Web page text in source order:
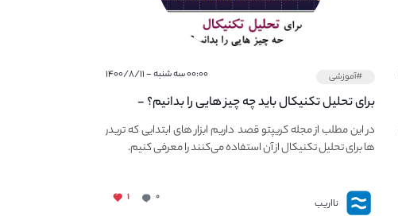
#آموزشی ۰۰:۰۰ سه شنبه - ۱۴۰۰/۸/۱۱
برای تحلیل تکنیکال باید چه چیز هایی را بدانیم؟ -
معرفی ابزار اولیه تحلیل تکنیکال در مجله کریپتو
در این مطلب از مجله کریپتو قصد داریم ابزار های ابتدایی که تریدر
ها برای تحلیل تکنیکال از آن استفاده می‌کنند را معرفی کنیم.
نااریب ۰ ۱